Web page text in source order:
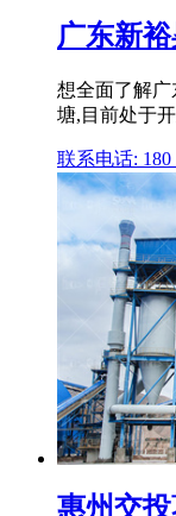
广东新
想全面了解广
塘,目前处于
联系电话: 180
惠州交